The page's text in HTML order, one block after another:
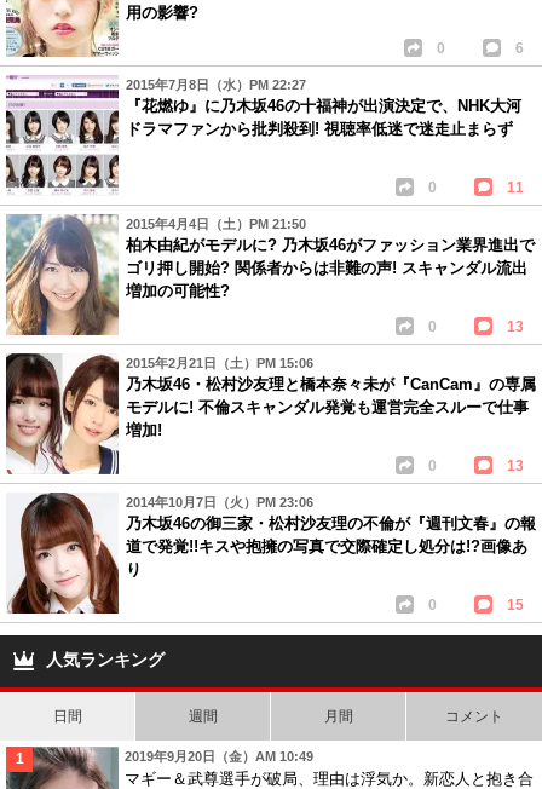
用の影響?
0 6
2015年7月8日（水）PM 22:27
『花燃ゆ』に乃木坂46の十福神が出演決定で、NHK大河
ドラマファンから批判殺到! 視聴率低迷で迷走止まらず
0 11
2015年4月4日（土）PM 21:50
柏木由紀がモデルに? 乃木坂46がファッション業界進出で
ゴリ押し開始? 関係者からは非難の声! スキャンダル流出
増加の可能性?
0 13
2015年2月21日（土）PM 15:06
乃木坂46・松村沙友理と橋本奈々未が『CanCam』の専属
モデルに! 不倫スキャンダル発覚も運営完全スルーで仕事
増加!
0 13
2014年10月7日（火）PM 23:06
乃木坂46の御三家・松村沙友理の不倫が『週刊文春』の報
道で発覚!!キスや抱擁の写真で交際確定し処分は!?画像あ
り
0 15
人気ランキング
日間 週間 月間 コメント
2019年9月20日（金）AM 10:49
マギー＆武尊選手が破局、理由は浮気か。新恋人と抱き合